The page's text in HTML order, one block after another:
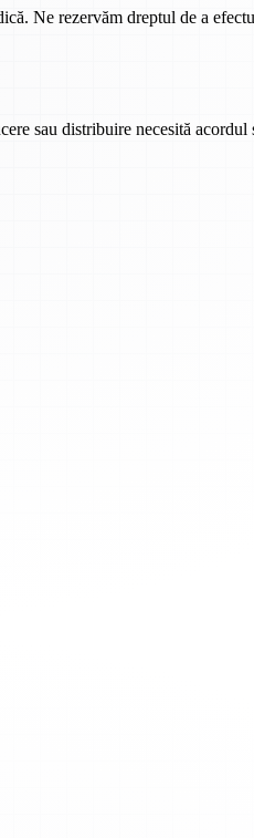
Ne rezervăm dreptul de a
sau distribuire necesită